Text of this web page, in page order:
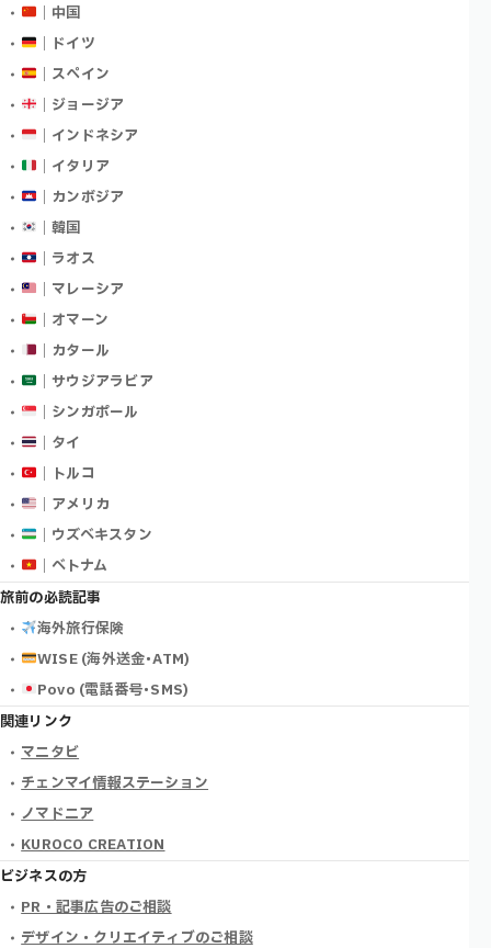
｜中国
｜ドイツ
｜スペイン
｜ジョージア
｜インドネシア
｜イタリア
｜カンボジア
｜韓国
｜ラオス
｜マレーシア
｜オマーン
｜カタール
｜サウジアラビア
｜シンガポール
｜タイ
｜トルコ
｜アメリカ
｜ウズベキスタン
｜ベトナム
旅前の必読記事
海外旅行保険
WISE (海外送金･ATM)
Povo (電話番号･SMS)
関連リンク
マニタビ
チェンマイ情報ステーション
ノマドニア
KUROCO CREATION
ビジネスの方
PR・記事広告のご相談
デザイン・クリエイティブのご相談